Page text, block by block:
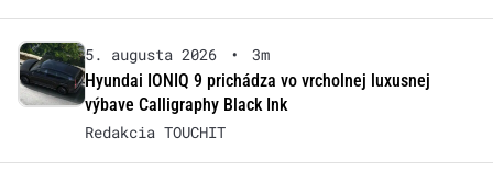
5. augusta 2026 •
3m
Hyundai IONIQ 9 prichádza vo vrcholnej luxusnej
výbave Calligraphy Black Ink
Redakcia TOUCHIT